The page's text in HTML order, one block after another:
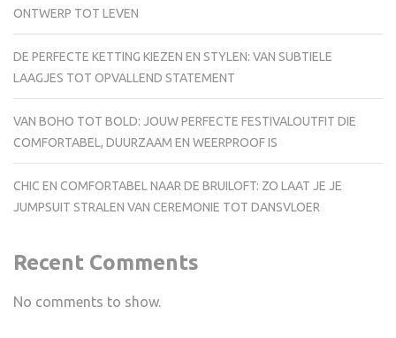
ONTWERP TOT LEVEN
DE PERFECTE KETTING KIEZEN EN STYLEN: VAN SUBTIELE
LAAGJES TOT OPVALLEND STATEMENT
VAN BOHO TOT BOLD: JOUW PERFECTE FESTIVALOUTFIT DIE
COMFORTABEL, DUURZAAM EN WEERPROOF IS
CHIC EN COMFORTABEL NAAR DE BRUILOFT: ZO LAAT JE JE
JUMPSUIT STRALEN VAN CEREMONIE TOT DANSVLOER
Recent Comments
No comments to show.